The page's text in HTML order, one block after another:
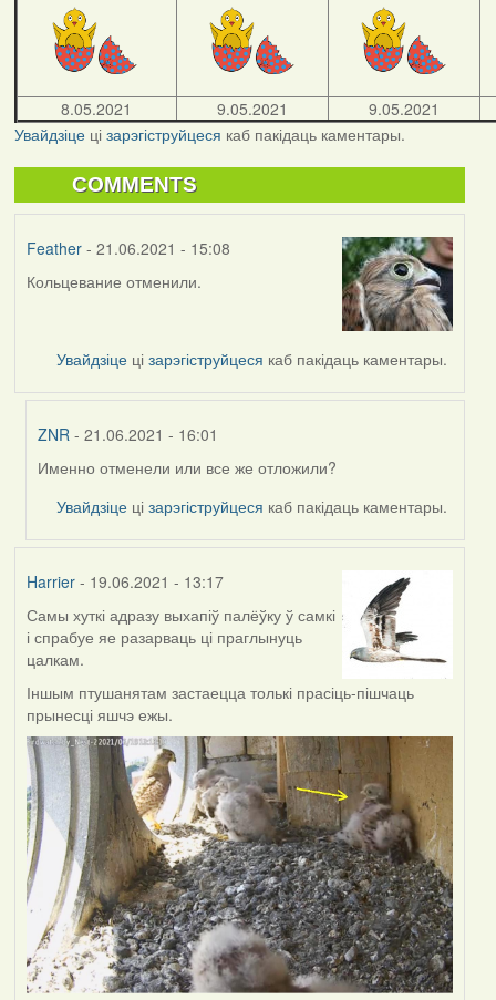
8.05.2021 9.05.2021
9.05.2021
Увайдзіцеці зарэгіструйцеся каб пакідаць каментары.
COMMENTS
Feather- 21.06.2021 - 15:08
Кольцевание отменили.
Увайдзіце цізарэгіструйцеся каб пакідаць каментары.
ZNR - 21.06.2021 - 16:01
In
reply
by
Именно отменели или все же отложили?
Увайдзіце цізарэгіструйцеся каб пакідаць каментары.
Harrier- 19.06.2021 - 13:17
Самы хуткі адразу выхапіў палёўку ў самкі
і спрабуе яе разарваць ці праглынуць
цалкам.
Іншым птушанятам застаецца толькі прасіць-пішчаць
прынесці яшчэ ежы.